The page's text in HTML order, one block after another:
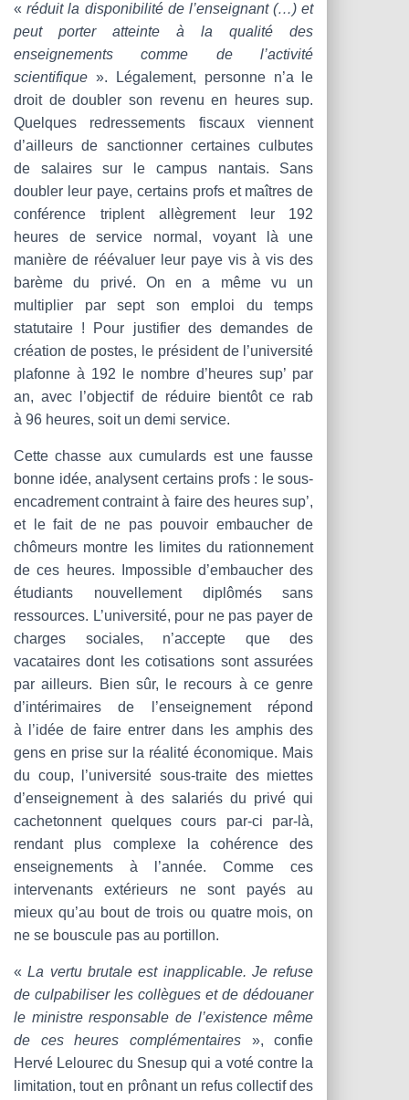
«réduit la disponibilité de l’enseignant (…) et
peut porter atteinte à la qualité des
enseignements comme de l’activité
scientifique ». Légalement, personne n’a le
droit de doubler son revenu en heures sup.
Quelques redressements fiscaux viennent
d’ailleurs de sanctionner certaines culbutes
de salaires sur le campus nantais. Sans
doubler leur paye, certains profs et maîtres de
conférence triplent allègrement leur 192
heures de service normal, voyant là une
manière de réévaluer leur paye vis à vis des
barème du privé. On en a même vu un
multiplier par sept son emploi du temps
statutaire ! Pour justifier des demandes de
création de postes, le président de l’université
plafonne à 192 le nombre d’heures sup’ par
an, avec l’objectif de réduire bientôt ce rab
à 96 heures, soit un demi service.
Cette chasse aux cumulards est une fausse
bonne idée, analysent certains profs : le sous-
encadrement contraint à faire des heures sup’,
et le fait de ne pas pouvoir embaucher de
chômeurs montre les limites du rationnement
de ces heures. Impossible d’embaucher des
étudiants nouvellement diplômés sans
ressources. L’université, pour ne pas payer de
charges sociales, n’accepte que des
vacataires dont les cotisations sont assurées
par ailleurs. Bien sûr, le recours à ce genre
d’intérimaires de l’enseignement répond
à l’idée de faire entrer dans les amphis des
gens en prise sur la réalité économique. Mais
du coup, l’université sous-traite des miettes
d’enseignement à des salariés du privé qui
cachetonnent quelques cours par-ci par-là,
rendant plus complexe la cohérence des
enseignements à l’année. Comme ces
intervenants extérieurs ne sont payés au
mieux qu’au bout de trois ou quatre mois, on
ne se bouscule pas au portillon.
«La vertu brutale est inapplicable. Je refuse
de culpabiliser les collègues et de dédouaner
le ministre responsable de l’existence même
de ces heures complémentaires », confie
Hervé Lelourec du Snesup qui a voté contre la
limitation, tout en prônant un refus collectif des